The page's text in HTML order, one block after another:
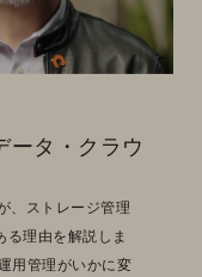
ータ・クラウ
、ストレージ管理
理由を解説しま
用管理がいかに変